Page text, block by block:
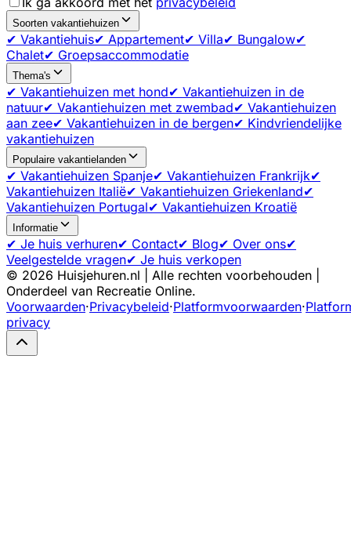
Soorten vakantiehuizen
✔ Vakantiehuis✔ Appartement✔ Villa✔ Bungalow✔
Chalet✔ Groepsaccommodatie
Thema's
✔ Vakantiehuizen met hond✔ Vakantiehuizen in de
natuur✔ Vakantiehuizen met zwembad✔ Vakantiehuizen
aan zee✔ Vakantiehuizen in de bergen✔ Kindvriendelijke
vakantiehuizen
Populaire vakantielanden
✔ Vakantiehuizen Spanje✔ Vakantiehuizen Frankrijk✔
Vakantiehuizen Italië✔ Vakantiehuizen Griekenland✔
Vakantiehuizen Portugal✔ Vakantiehuizen Kroatië
Informatie
✔ Je huis verhuren✔ Contact✔ Blog✔ Over ons✔
Veelgestelde vragen✔ Je huis verkopen
© 2026 Huisjehuren.nl | Alle rechten voorbehouden |
Onderdeel van Recreatie Online.
Voorwaarden·Privacybeleid·Platformvoorwaarden·
privacy